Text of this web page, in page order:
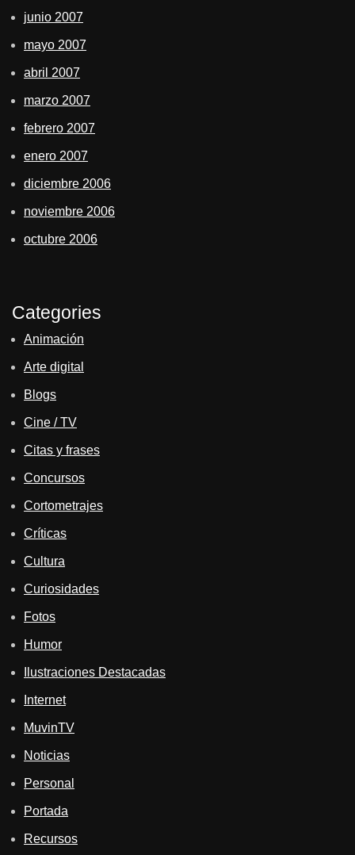
junio 2007
mayo 2007
abril 2007
marzo 2007
febrero 2007
enero 2007
diciembre 2006
noviembre 2006
octubre 2006
Categories
Animación
Arte digital
Blogs
Cine / TV
Citas y frases
Concursos
Cortometrajes
Críticas
Cultura
Curiosidades
Fotos
Humor
Ilustraciones Destacadas
Internet
MuvinTV
Noticias
Personal
Portada
Recursos